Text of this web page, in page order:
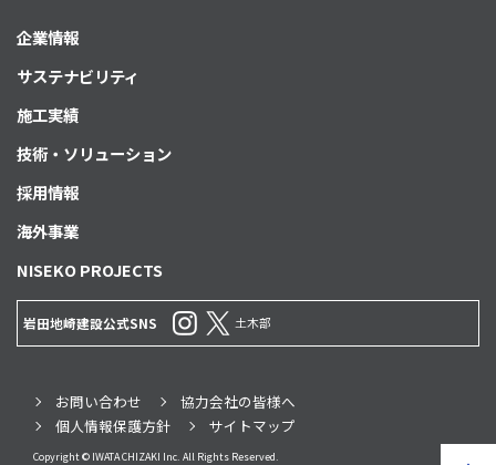
企業情報
サステナビリティ
施工実績
技術・ソリューション
採用情報
海外事業
NISEKO PROJECTS
岩田地崎建設公式SNS 土木部
お問い合わせ
協力会社の皆様へ
個人情報保護方針
サイトマップ
Copyright © IWATA CHIZAKI Inc. All Rights Reserved.